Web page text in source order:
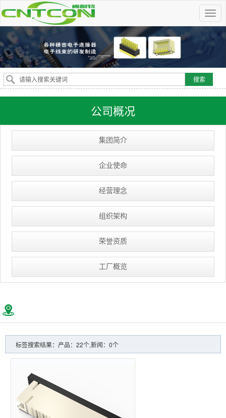
公司概况
集团简介
企业使命
经营理念
组织架构
荣誉资质
工厂概览
标签搜索结果：产品：22个,新闻：0个